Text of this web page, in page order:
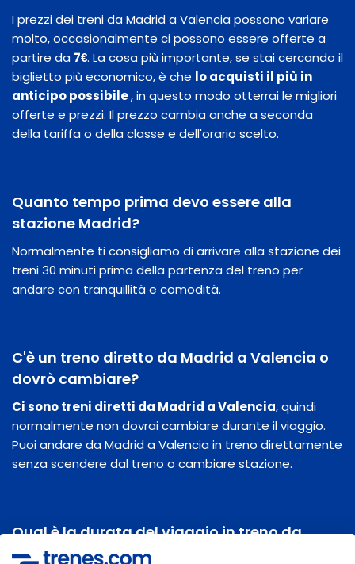
I prezzi dei treni da Madrid a Valencia possono variare
molto, occasionalmente ci possono essere offerte a
partire da 7€. La cosa più importante, se stai cercando il
biglietto più economico, è che lo acquisti il ​​più in
anticipo possibile, in questo modo otterrai le migliori
offerte e prezzi. Il prezzo cambia anche a seconda
della tariffa o della classe e dell'orario scelto.
Quanto tempo prima devo essere alla
stazione Madrid?
Normalmente ti consigliamo di arrivare alla stazione dei
treni 30 minuti prima della partenza del treno per
andare con tranquillità e comodità.
C'è un treno diretto da Madrid a Valencia o
dovrò cambiare?
Ci sono treni diretti da Madrid a Valencia, quindi
normalmente non dovrai cambiare durante il viaggio.
Puoi andare da Madrid a Valencia in treno direttamente
senza scendere dal treno o cambiare stazione.
Qual è la durata del viaggio in treno da
Madrid a Valencia?